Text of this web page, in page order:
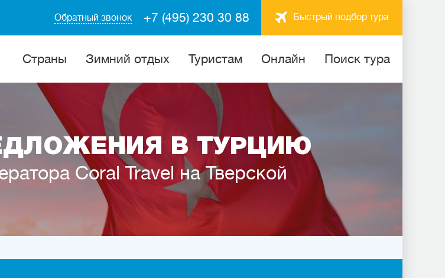
Быстрый подбор тура
+7 (495) 230 30 88
Обратный звонок
Cтраны Зимний отдых Туристам Онлайн Поиск тура
В ТУРЦИЮ
Coral Travel на Тверской